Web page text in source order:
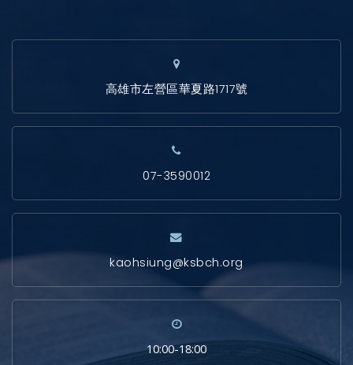
高雄市左營區華夏路1717號
07-3590012
kaohsiung@ksbch.org
10:00-18:00